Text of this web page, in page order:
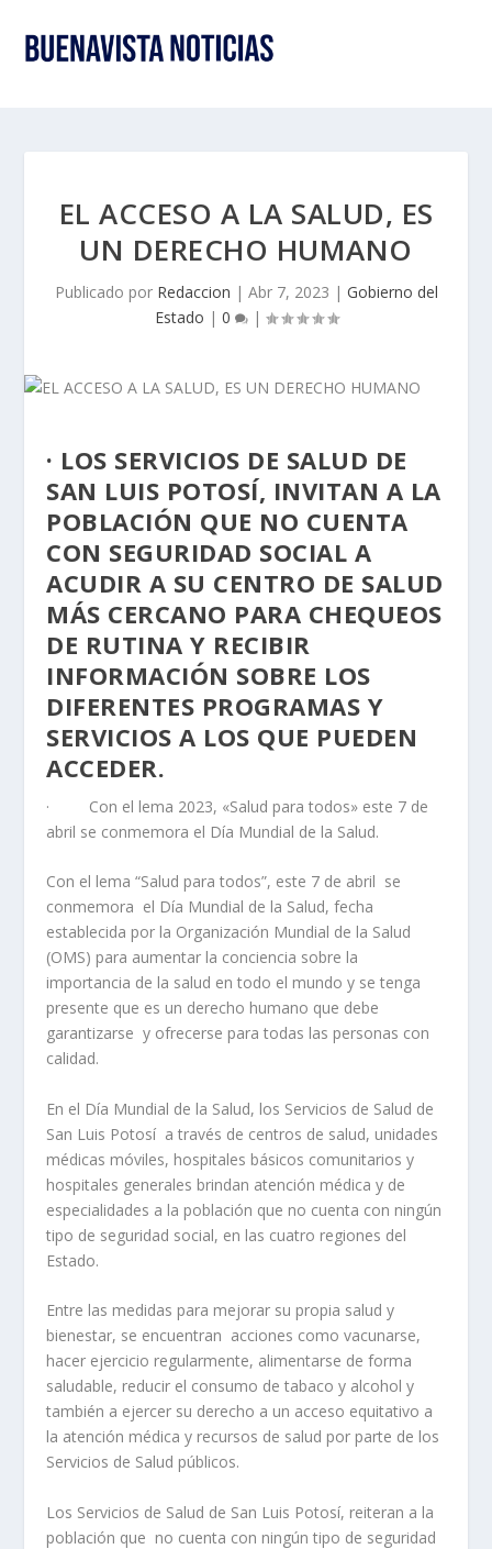
EL ACCESO A LA SALUD, ES
UN DERECHO HUMANO
Publicado por Redaccion | Abr 7, 2023 | Gobierno del
Estado | 0 |
· LOS SERVICIOS DE SALUD DE
SAN LUIS POTOSÍ, INVITAN A LA
POBLACIÓN QUE NO CUENTA
CON SEGURIDAD SOCIAL A
ACUDIR A SU CENTRO DE SALUD
MÁS CERCANO PARA CHEQUEOS
DE RUTINA Y RECIBIR
INFORMACIÓN SOBRE LOS
DIFERENTES PROGRAMAS Y
SERVICIOS A LOS QUE PUEDEN
ACCEDER.
· Con el lema 2023, «Salud para todos» este 7 de
abril se conmemora el Día Mundial de la Salud.
Con el lema “Salud para todos”, este 7 de abril se
conmemora el Día Mundial de la Salud, fecha
establecida por la Organización Mundial de la Salud
(OMS) para aumentar la conciencia sobre la
importancia de la salud en todo el mundo y se tenga
presente que es un derecho humano que debe
garantizarse y ofrecerse para todas las personas con
calidad.
En el Día Mundial de la Salud, los Servicios de Salud de
San Luis Potosí a través de centros de salud, unidades
médicas móviles, hospitales básicos comunitarios y
hospitales generales brindan atención médica y de
especialidades a la población que no cuenta con ningún
tipo de seguridad social, en las cuatro regiones del
Estado.
Entre las medidas para mejorar su propia salud y
bienestar, se encuentran acciones como vacunarse,
hacer ejercicio regularmente, alimentarse de forma
saludable, reducir el consumo de tabaco y alcohol y
también a ejercer su derecho a un acceso equitativo a
la atención médica y recursos de salud por parte de los
Servicios de Salud públicos.
Los Servicios de Salud de San Luis Potosí, reiteran a la
población que no cuenta con ningún tipo de seguridad